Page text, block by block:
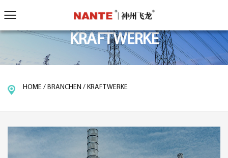
KRAFTWERKE
HOME / BRANCHEN / KRAFTWERKE